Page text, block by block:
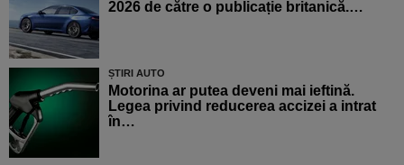
2026 de către o publicație britanică.…
ȘTIRI AUTO
Motorina ar putea deveni mai ieftină.
Legea privind reducerea accizei a intrat
în…